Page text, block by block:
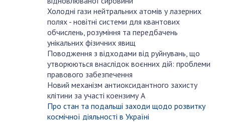
Холодні гази нейтральних атомів у лазерних
полях - новітні системи для квантових
обчислень, розуміння та передбачень
унікальних фізичних явищ
Поводження з відходами від руйнувань, що
утворюються внаслідок воєнних дій: проблеми
правового забезпечення
Новий механізм антиоксидантного захисту
клітини за участі коензиму А
Про стан та подальші заходи щодо розвитку
космічної діяльності в Україні